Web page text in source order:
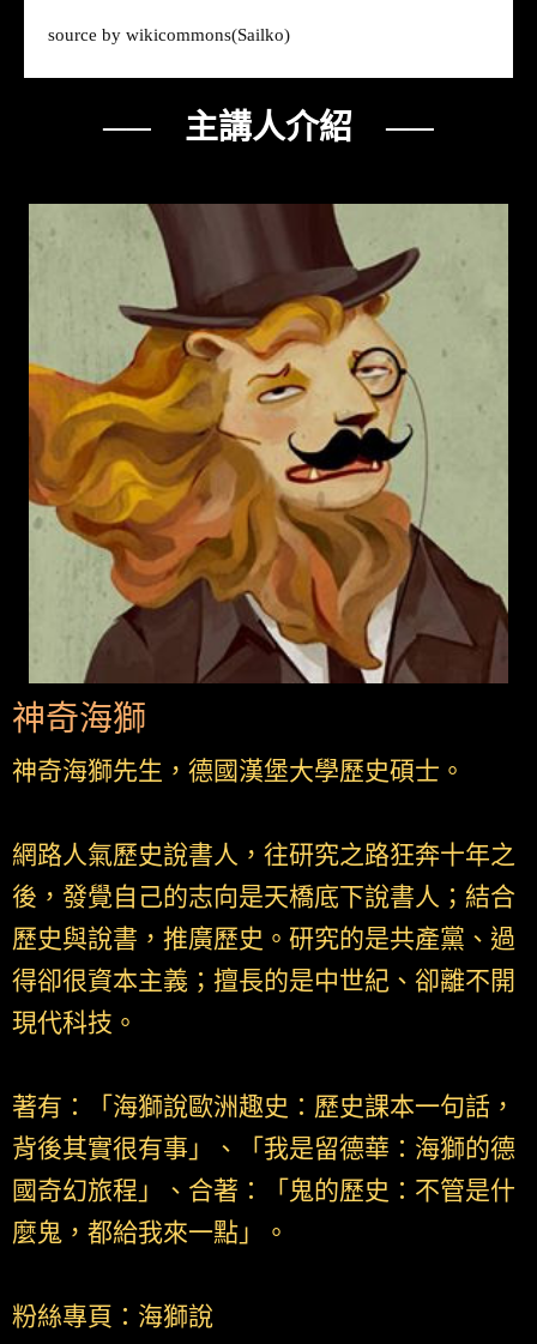
source by wikicommons(Sailko)
── 主講人介紹 ──
神奇海獅
神奇海獅先生，德國漢堡大學歷史碩士。
網路人氣歷史說書人，往研究之路狂奔十年之
後，發覺自己的志向是天橋底下說書人；結合
歷史與說書，推廣歷史。研究的是共產黨、過
得卻很資本主義；擅長的是中世紀、卻離不開
現代科技。
著有：「海獅說歐洲趣史：歷史課本一句話，
背後其實很有事」、「我是留德華：海獅的德
國奇幻旅程」、合著：「鬼的歷史：不管是什
麼鬼，都給我來一點」。
粉絲專頁：海獅說